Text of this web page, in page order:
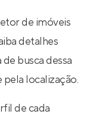
de imóveis
detalhes
busca dessa
localização.
de cada